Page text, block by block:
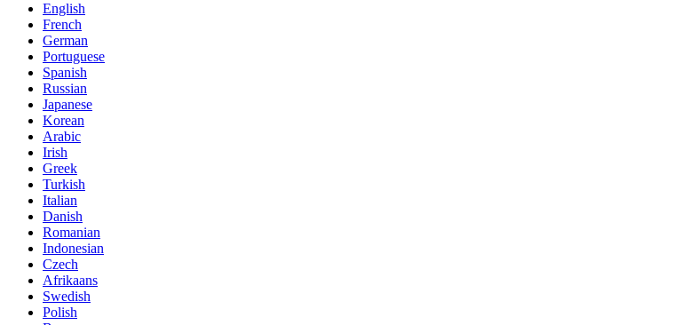
English
French
German
Portuguese
Spanish
Russian
Japanese
Korean
Arabic
Irish
Greek
Turkish
Italian
Danish
Romanian
Indonesian
Czech
Afrikaans
Swedish
Polish